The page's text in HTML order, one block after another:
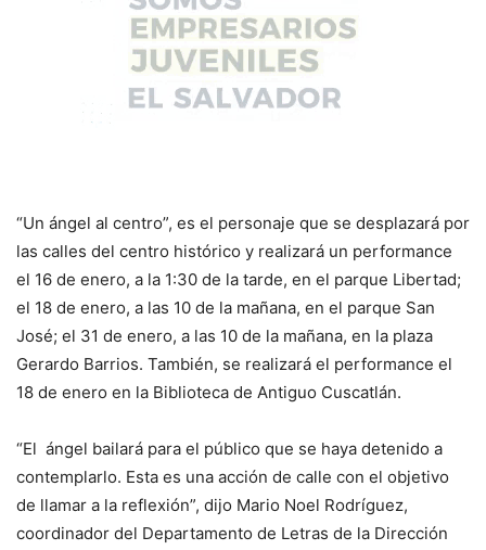
“Un ángel al centro”, es el personaje que se desplazará por
las calles del centro histórico y realizará un performance
el 16 de enero, a la 1:30 de la tarde, en el parque Libertad;
el 18 de enero, a las 10 de la mañana, en el parque San
José; el 31 de enero, a las 10 de la mañana, en la plaza
Gerardo Barrios. También, se realizará el performance el
18 de enero en la Biblioteca de Antiguo Cuscatlán.
“El ángel bailará para el público que se haya detenido a
contemplarlo. Esta es una acción de calle con el objetivo
de llamar a la reflexión”, dijo Mario Noel Rodríguez,
coordinador del Departamento de Letras de la Dirección